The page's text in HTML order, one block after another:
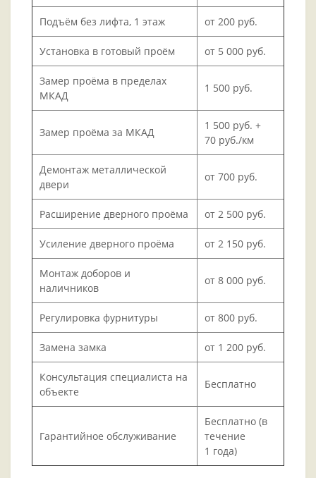
Подъём без лифта, 1 этаж от 200 руб.
Установка в готовый проём от 5 000 руб.
Замер проёма в пределах
МКАД
1 500 руб.
Замер проёма за МКАД
1 500 руб. +
70 руб./км
Демонтаж металлической
двери
от 700 руб.
Расширение дверного проёма от 2 500 руб.
Усиление дверного проёма от 2 150 руб.
Монтаж доборов и
наличников
от 8 000 руб.
Регулировка фурнитуры от 800 руб.
Замена замка от 1 200 руб.
Консультация специалиста на
объекте
Бесплатно
Гарантийное обслуживание
Бесплатно (в
течение
1 года)